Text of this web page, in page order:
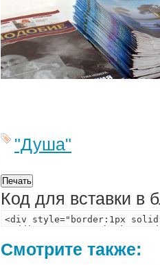
"Душа"
Код для вставки в
Смотрите также: